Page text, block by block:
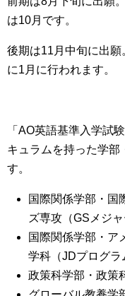
は10月です。
後期は11月中旬に出
に1月に行われます。
「AO英語基準入学試験
キュラムを持った学
す。
国際関係学部・国
ズ専攻（GSメジャ
国際関係学部・ア
学科（JDプログラ
政策科学部・政策